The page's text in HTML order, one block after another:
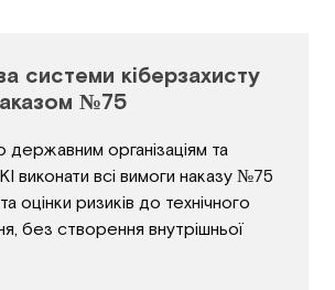
системи кіберзахисту
№75
організаціям та
виконати всі вимоги наказу №75
оцінки ризиків до технічного
без створення внутрішньої